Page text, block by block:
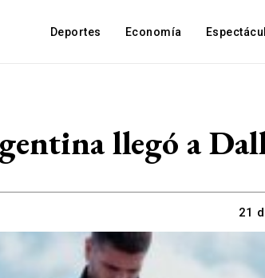
Deportes Economía
llegó a
21